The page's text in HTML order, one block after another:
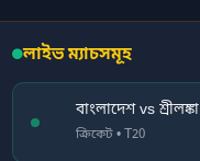
লাইভ ম্যাচসমূহ
বাংলাদেশ vs শ্রীলঙ্কা
ক্রিকেট • T20